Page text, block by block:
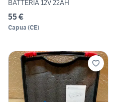
BATTERIA 12V 22AH
55 €
Capua (CE)